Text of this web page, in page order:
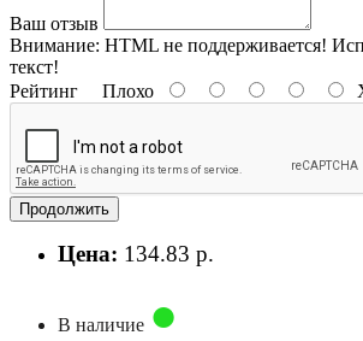
Ваш отзыв
Внимание: HTML не поддерживается!
текст!
Рейтинг Плохо
Продолжить
Цена: 134.83 р.
В наличие